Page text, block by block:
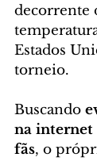
decorrente
Estados
torneio.
Buscando
na internet
fãs, o